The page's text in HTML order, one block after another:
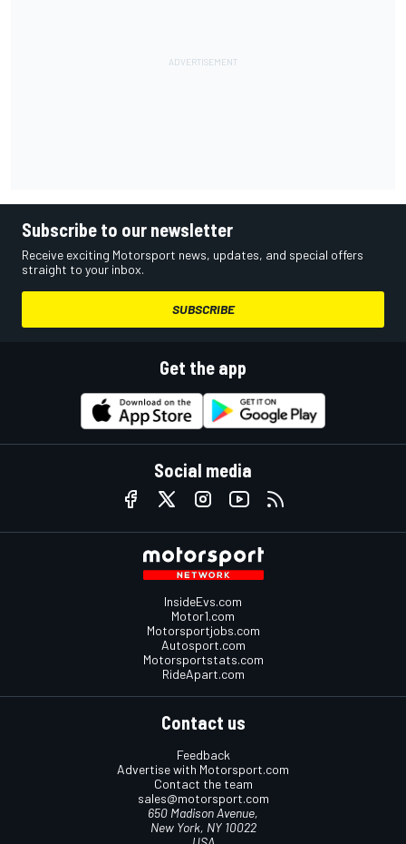
Subscribe to our newsletter
Receive exciting Motorsport news, updates, and special offers
straight to your inbox.
SUBSCRIBE
Get the app
Social media
InsideEvs.com
Motor1.com
Motorsportjobs.com
Autosport.com
Motorsportstats.com
RideApart.com
Contact us
Feedback
Advertise with Motorsport.com
Contact the team
sales@motorsport.com
650 Madison Avenue,
New York, NY 10022